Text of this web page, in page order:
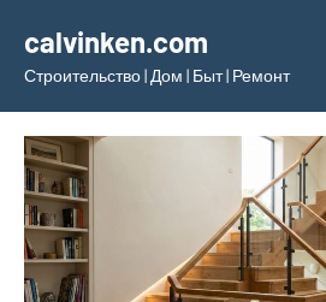
содержимому
calvinken.com
Строительство | Дом | Быт | Ремонт